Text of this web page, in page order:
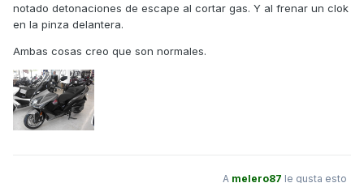
notado detonaciones de escape al cortar gas. Y al frenar un clok
en la pinza delantera.
Ambas cosas creo que son normales.
A melero87 le gusta esto